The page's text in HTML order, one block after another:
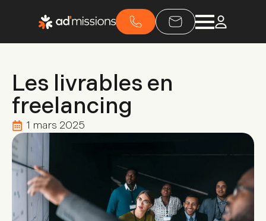
Les livrables en
freelancing
1 mars 2025